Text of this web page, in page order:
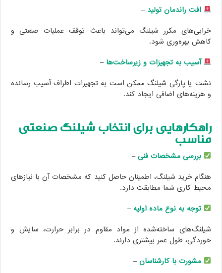
افت راندمان تولید –
خرابی‌های مکرر شیلنگ می‌تواند باعث توقف عملیات صنعتی و
کاهش بهره‌وری شود.
آسیب به تجهیزات و زیرساخت‌ها –
نشت یا پارگی شیلنگ ممکن است به تجهیزات اطراف آسیب رسانده
و هزینه‌های اضافی ایجاد کند.
راهکارهایی برای انتخاب شیلنگ صنعتی
مناسب
بررسی مشخصات فنی–
هنگام خرید شیلنگ، اطمینان حاصل کنید که مشخصات آن با نیازهای
محیط کاری شما مطابقت دارد.
توجه به نوع ماده اولیه –
شیلنگ‌های ساخته‌شده از مواد مقاوم در برابر حرارت، سایش و
خوردگی، طول عمر بیشتری دارند.
مشورت با کارشناسان–